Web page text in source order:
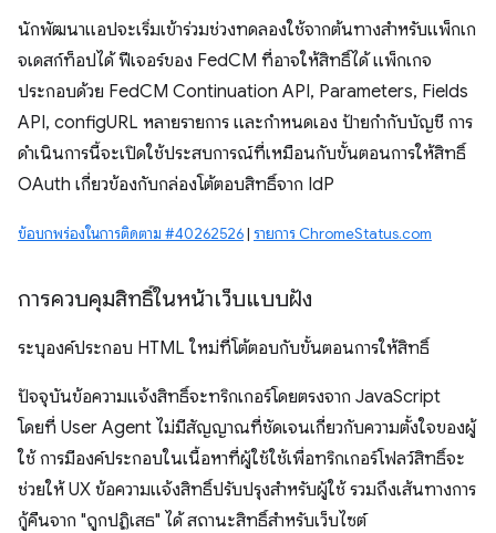
นักพัฒนาแอปจะเริ่มเข้าร่วมช่วงทดลองใช้จากต้นทางสำหรับแพ็กเก
จเดสก์ท็อปได้ ฟีเจอร์ของ FedCM ที่อาจให้สิทธิ์ได้ แพ็กเกจ
ประกอบด้วย FedCM Continuation API, Parameters, Fields
API, configURL หลายรายการ และกำหนดเอง ป้ายกำกับบัญชี การ
ดำเนินการนี้จะเปิดใช้ประสบการณ์ที่เหมือนกับขั้นตอนการให้สิทธิ์
OAuth เกี่ยวข้องกับกล่องโต้ตอบสิทธิ์จาก IdP
ข้อบกพร่องในการติดตาม #40262526| รายการ ChromeStatus.com
การควบคุมสิทธิ์ในหน้าเว็บแบบฝัง
ระบุองค์ประกอบ HTML ใหม่ที่โต้ตอบกับขั้นตอนการให้สิทธิ์
ปัจจุบันข้อความแจ้งสิทธิ์จะทริกเกอร์โดยตรงจาก JavaScript
โดยที่ User Agent ไม่มีสัญญาณที่ชัดเจนเกี่ยวกับความตั้งใจของผู้
ใช้ การมีองค์ประกอบในเนื้อหาที่ผู้ใช้ใช้เพื่อทริกเกอร์โฟลว์สิทธิ์จะ
ช่วยให้ UX ข้อความแจ้งสิทธิ์ปรับปรุงสำหรับผู้ใช้ รวมถึงเส้นทางการ
กู้คืนจาก "ถูกปฏิเสธ" ได้ สถานะสิทธิ์สำหรับเว็บไซต์